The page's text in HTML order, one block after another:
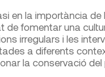
en la importància
de fomentar una
irregulars i les
a diferents
la conservació